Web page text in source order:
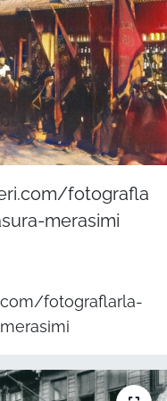
fotografla
merasimi
fotograflarla-